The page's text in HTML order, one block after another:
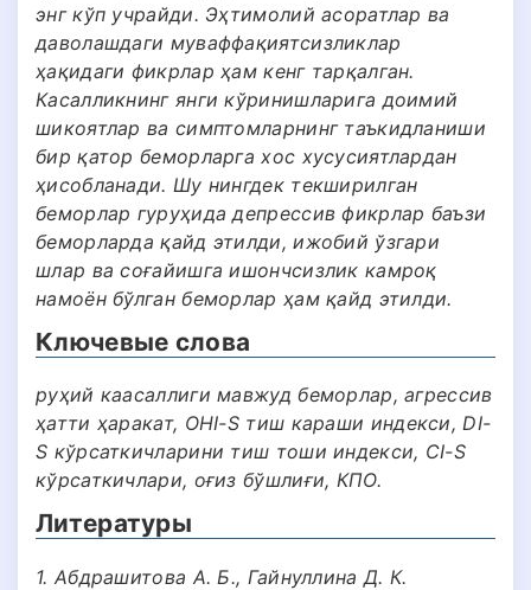
энг кўп учрайди. Эҳтимолий асоратлар ва
даволашдаги муваффақиятсизликлар
ҳақидаги фикрлар ҳам кенг тарқалган.
Касалликнинг янги кўринишларига доимий
шикоятлар ва симптомларнинг таъкидланиши
бир қатор беморларга хос хусусиятлардан
ҳисобланади. Шу нингдек текширилган
беморлар гуруҳида депрессив фикрлар баъзи
беморларда қайд этилди, ижобий ўзгари
шлар ва соғайишга ишончсизлик камроқ
намоён бўлган беморлар ҳам қайд этилди.
Ключевые слова
руҳий каасаллиги мавжуд беморлар, агрессив
ҳатти ҳаракат, OHI-S тиш караши индекси, DI-
S кўрсаткичларини тиш тоши индекси, CI-S
кўрсаткичлари, оғиз бўшлиғи, КПО.
Литературы
1. Абдрашитова А. Б., Гайнуллина Д. К.